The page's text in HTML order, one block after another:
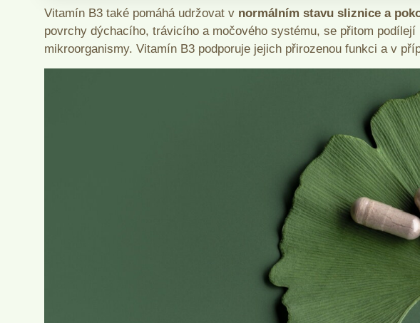
Vitamín B3 také pomáhá udržovat v normálním stavu sliznice a
povrchy dýchacího, trávicího a močového systému, se přitom
mikroorganismy. Vitamín B3 podporuje jejich přirozenou funkci a v